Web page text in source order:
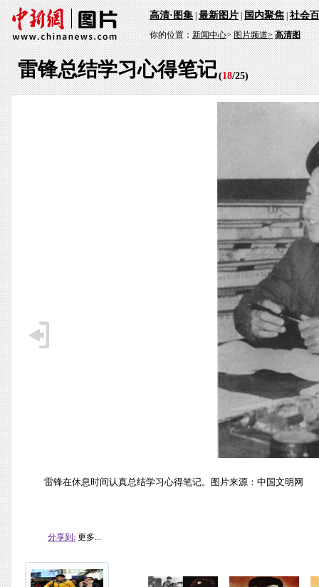
高清·图集|最新图片|国内聚焦|社会
你的位置：新闻中心>图片频道> 高清图
雷锋总结学习心得笔记(18/25)
雷锋在休息时间认真总结学习心得笔记。图片来源：中国文明网
分享到: 更多...